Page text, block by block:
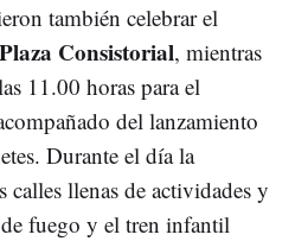
también celebrar el
Consistorial, mientras
11.00 horas para el
del lanzamiento
Durante el día la
calles llenas de actividades y
fuego y el tren infantil